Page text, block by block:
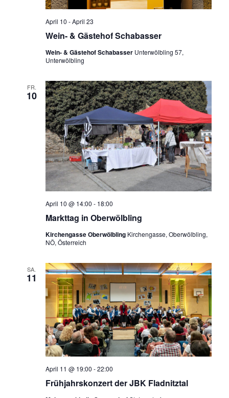
Wein- & Gästehof Schabasser
April 10 -April 23
Wein- & Gästehof Schabasser Unterwölbling 57,
Unterwölbling
FR.
10
Markttag in Oberwölbling
April 10 @ 14:00 - 18:00
Kirchengasse Oberwölbling Kirchengasse, Oberwölbling,
NÖ, Österreich
SA.
11
Frühjahrskonzert der JBK Fladnitztal
April 11 @ 19:00 -22:00